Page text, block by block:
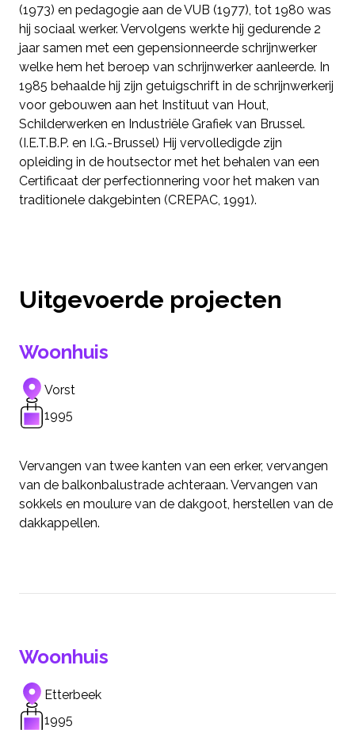
(1973) en pedagogie aan de VUB (1977), tot 1980 was
hij sociaal werker. Vervolgens werkte hij gedurende 2
jaar samen met een gepensionneerde schrijnwerker
welke hem het beroep van schrijnwerker aanleerde. In
1985 behaalde hij zijn getuigschrift in de schrijnwerkerij
voor gebouwen aan het Instituut van Hout,
Schilderwerken en Industriële Grafiek van Brussel.
(I.E.T.B.P. en I.G.-Brussel) Hij vervolledigde zijn
opleiding in de houtsector met het behalen van een
Certificaat der perfectionnering voor het maken van
traditionele dakgebinten (CREPAC, 1991).
Uitgevoerde projecten
Woonhuis
Vorst
1995
Vervangen van twee kanten van een erker, vervangen
van de balkonbalustrade achteraan. Vervangen van
sokkels en moulure van de dakgoot, herstellen van de
dakkappellen.
Woonhuis
Etterbeek
1995